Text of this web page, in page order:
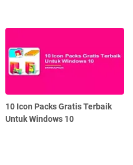
10 Icon Packs Gratis Terbaik
Untuk Windows 10